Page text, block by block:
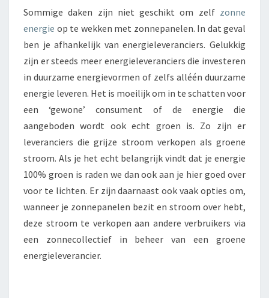
Sommige daken zijn niet geschikt om zelf zonne
energie op te wekken met zonnepanelen. In dat geval
ben je afhankelijk van energieleveranciers. Gelukkig
zijn er steeds meer energieleveranciers die investeren
in duurzame energievormen of zelfs alléén duurzame
energie leveren. Het is moeilijk om in te schatten voor
een ‘gewone’ consument of de energie die
aangeboden wordt ook echt groen is. Zo zijn er
leveranciers die grijze stroom verkopen als groene
stroom. Als je het echt belangrijk vindt dat je energie
100% groen is raden we dan ook aan je hier goed over
voor te lichten. Er zijn daarnaast ook vaak opties om,
wanneer je zonnepanelen bezit en stroom over hebt,
deze stroom te verkopen aan andere verbruikers via
een zonnecollectief in beheer van een groene
energieleverancier.